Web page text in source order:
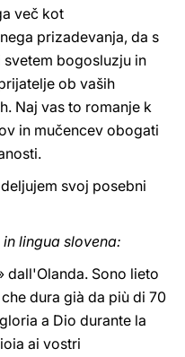
več kot
prizadevanja, da s
bogosluzju in
ob vaših
Naj vas to romanje k
in mučencev obogati
svoj posebni
lingua slovena:
dall'Olanda. Sono lieto
dura già da più di 70
a Dio durante la
ai vostri